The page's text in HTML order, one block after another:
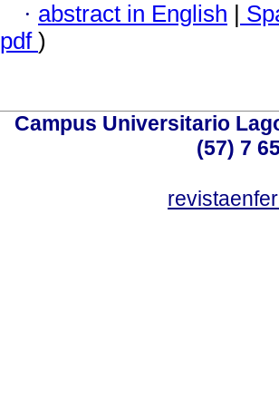
· abstract in English
pdf )
Campus Universitario
(57) 7